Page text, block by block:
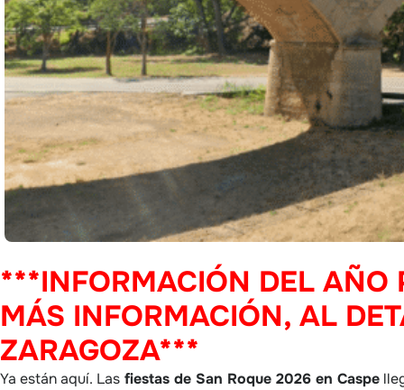
***INFORMACIÓN DEL AÑO
MÁS INFORMACIÓN, AL
ZARAGOZA***
Ya están aquí. Las fiestas de San Roque 2026 en Caspe